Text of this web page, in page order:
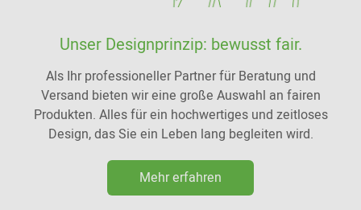
Unser Designprinzip: bewusst fair.
Als Ihr professioneller Partner für Beratung und
Versand bieten wir eine große Auswahl an fairen
Produkten. Alles für ein hochwertiges und zeitloses
Design, das Sie ein Leben lang begleiten wird.
Mehr erfahren